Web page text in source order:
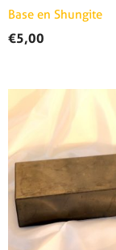
Base en Shungite
€5,00